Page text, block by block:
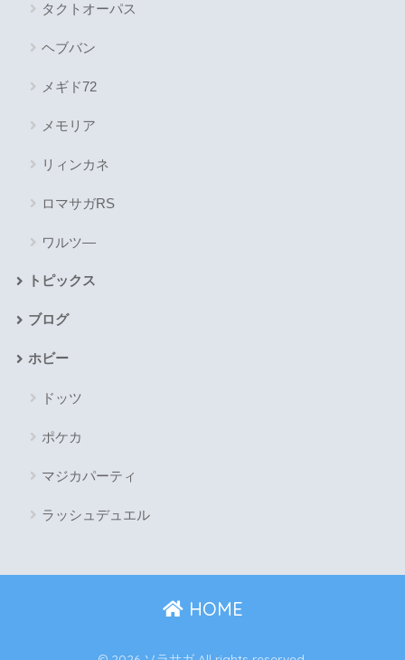
タクトオーパス
ヘブバン
メギド72
メモリア
リィンカネ
ロマサガRS
ワルツ―
トピックス
ブログ
ホビー
ドッツ
ポケカ
マジカパーティ
ラッシュデュエル
HOME